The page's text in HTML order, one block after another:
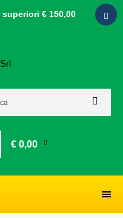
superiori € 150,00
€ 0,00